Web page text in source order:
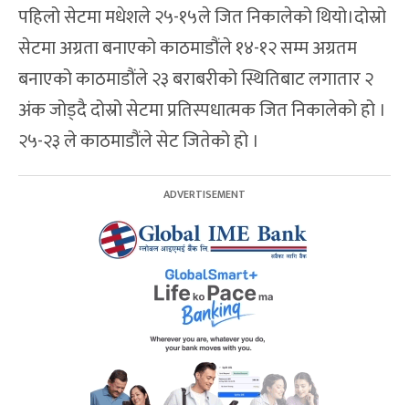
पहिलो सेटमा मधेशले २५-१५ले जित निकालेको थियो।दोस्रो
सेटमा अग्रता बनाएको काठमाडौंले १४-१२ सम्म अग्रतम
बनाएको काठमाडौंले २३ बराबरीको स्थितिबाट लगातार २
अंक जोड्दै दोस्रो सेटमा प्रतिस्पधात्मक जित निकालेको हो ।
२५-२३ ले काठमाडौंले सेट जितेको हो ।